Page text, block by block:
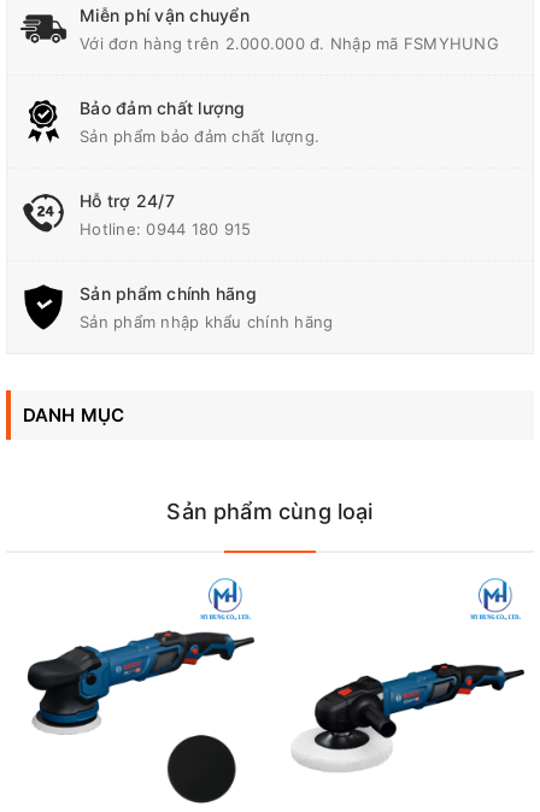
Công suất đầu vào định
Tốc độ không tải 600 – 2.100 vòng/phút
2,3 kg
Đại Lý Phân Phối Bosch, Makita Chính Hãng Tại Biên Hòa -
Đồng Nai
Công Ty TNHH Điện Cơ Mỹ Hưng
Địa chỉ: 700 Quốc lộ 1A, Tân Biên, Biên Hòa, Đồng Nai
Miễn phí vận chuyển
Với đơn hàng trên 2.000.000 đ. Nhập mã FSMYHUNG
Bảo đảm chất lượng
Sản phẩm bảo đảm chất lượng.
Hỗ trợ 24/7
Hotline:0944 180 915
Sản phẩm chính hãng
Sản phẩm nhập khẩu chính hãng
DANH MỤC
Sản phẩm cùng loại